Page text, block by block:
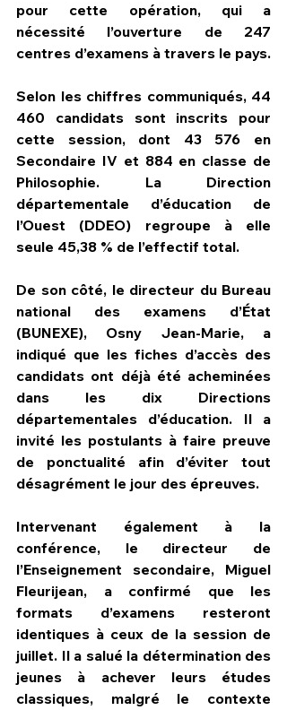
pour cette opération, qui a
nécessité l’ouverture de 247
centres d’examens à travers le pays.
Selon les chiffres communiqués, 44
460 candidats sont inscrits pour
cette session, dont 43 576 en
Secondaire IV et 884 en classe de
Philosophie. La Direction
départementale d’éducation de
l’Ouest (DDEO) regroupe à elle
seule 45,38 % de l’effectif total.
De son côté, le directeur du Bureau
national des examens d’État
(BUNEXE), Osny Jean-Marie, a
indiqué que les fiches d’accès des
candidats ont déjà été acheminées
dans les dix Directions
départementales d’éducation. Il a
invité les postulants à faire preuve
de ponctualité afin d’éviter tout
désagrément le jour des épreuves.
Intervenant également à la
conférence, le directeur de
l’Enseignement secondaire, Miguel
Fleurijean, a confirmé que les
formats d’examens resteront
identiques à ceux de la session de
juillet. Il a salué la détermination des
jeunes à achever leurs études
classiques, malgré le contexte